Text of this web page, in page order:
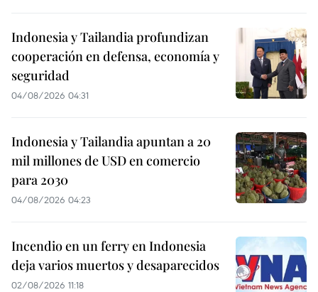
Indonesia y Tailandia profundizan
cooperación en defensa, economía y
seguridad
04/08/2026 04:31
Indonesia y Tailandia apuntan a 20
mil millones de USD en comercio
para 2030
04/08/2026 04:23
Incendio en un ferry en Indonesia
deja varios muertos y desaparecidos
02/08/2026 11:18